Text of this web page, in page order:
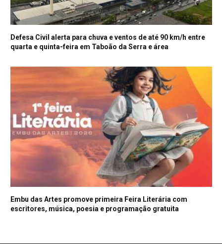
Defesa Civil alerta para chuva e ventos de até 90 km/h entre
quarta e quinta-feira em Taboão da Serra e área
Embu das Artes promove primeira Feira Literária com
escritores, música, poesia e programação gratuita